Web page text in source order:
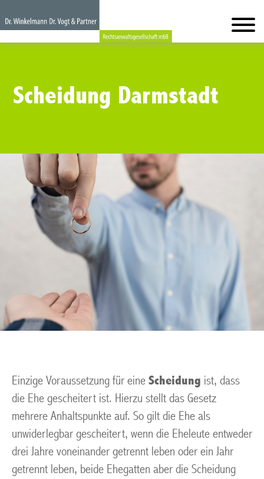
Scheidung Darmstadt
Einzige Voraussetzung für eine Scheidung ist, dass
die Ehe gescheitert ist. Hierzu stellt das Gesetz
mehrere Anhaltspunkte auf. So gilt die Ehe als
unwiderlegbar gescheitert, wenn die Eheleute entweder
drei Jahre voneinander getrennt leben oder ein Jahr
getrennt leben, beide Ehegatten aber die Scheidung